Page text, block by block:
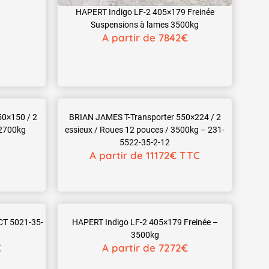
HAPERT Indigo LF-2 405×179 Freinée
Suspensions à lames 3500kg
A partir de 7842€
/ 2
BRIAN JAMES T-Transporter 550×224 / 2
essieux / Roues 12 pouces / 3500kg – 231-
5522-35-2-12
A partir de 11172€ TTC
5021-35-
HAPERT Indigo LF-2 405×179 Freinée –
3500kg
A partir de 7272€